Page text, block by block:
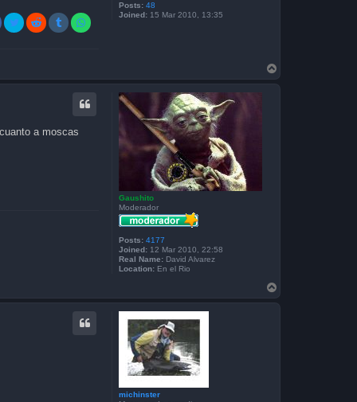
Posts: 48
Joined: 15 Mar 2010, 13:35
o
p
Gaushito
Moderador
Posts: 4177
Joined: 12 Mar 2010, 22:58
Real Name: David Alvarez
Location: En el Rio
a moscas
o
p
michinster